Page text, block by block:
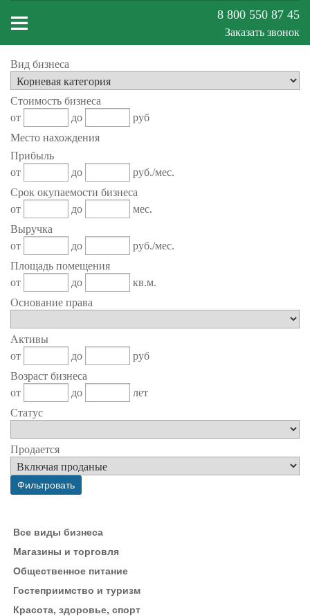
Меню
сайта
8 800 550 87 45
Заказать звонок
Вид бизнеса
Стоимость бизнеса
от
до
руб
Место нахождения
Прибыль
от
до
руб./мес.
Срок окупаемости бизнеса
от
до
мес.
Выручка
от
до
руб./мес.
Площадь помещения
от
до
кв.м.
Основание права
Активы
от
до
руб
Возраст бизнеса
от
до
лет
Статус
Продается
Все виды бизнеса
Магазины и торговля
Общественное питание
Гостеприимство и туризм
Красота, здоровье, спорт